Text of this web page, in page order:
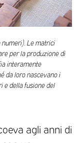
Le matrici
per la produzione di
interamente
da loro nascevano i
e della fusione del
agli anni di